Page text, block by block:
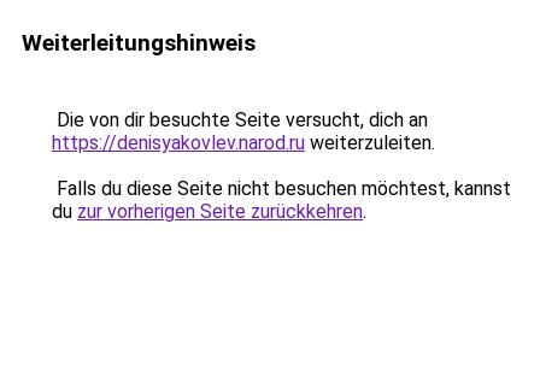
Weiterleitungshinweis
Die von dir besuchte Seite versucht, dich an
https://denisyakovlev.narod.ru weiterzuleiten.
Falls du diese Seite nicht besuchen möchtest, kannst
du zur vorherigen Seite zurückkehren.